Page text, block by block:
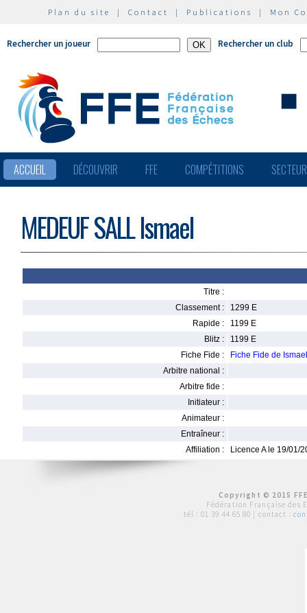
Plan du site | Contact | Publications | Mon
Rechercher un joueur Rechercher un club
ACCUEIL DÉCOUVRIR FFE COMPÉTITIONS
MEDEUF SALL Ismael
Titre :
Classement :
1299 E
Rapide :
1199 E
Blitz :
1199 E
Fiche Fide :
Fiche Fide de
Arbitre national :
Arbitre fide :
Initiateur :
Animateur :
Entraîneur :
Affiliation :
Licence A le 19/01/
Copyright © 2015
Fédération Française des
tél : 01 39 44 65 80 | contact :